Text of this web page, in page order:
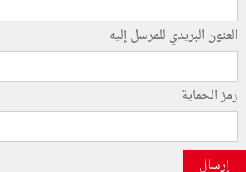
العنون البريدي للمرسل إليه
رمز الحماية
إرسال